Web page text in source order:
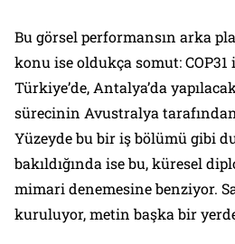
Bu görsel performansın arka
konu ise oldukça somut:
Türkiye’de, Antalya’da
sürecinin Avustralya
Yüzeyde bu bir iş bölümü gibi
bakıldığında ise bu, küresel
mimari denemesine benziyor.
kuruluyor, metin başka bir